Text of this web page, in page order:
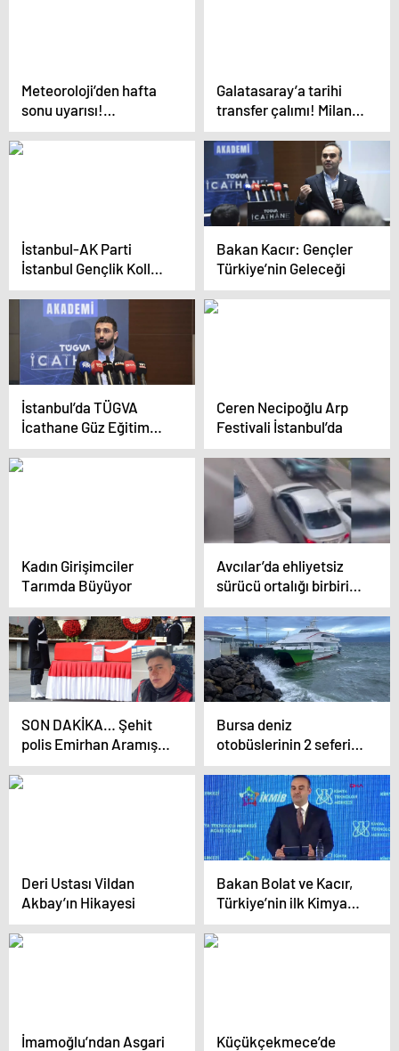
Meteoroloji’den hafta
sonu uyarısı!
İstanbullular dikkat:
Sağanak geliyor
Galatasaray’a tarihi
transfer çalımı! Milan
Skriniar,
Fenerbahçe’de
İstanbul-AK Parti
İstanbul Gençlik Kolları
7. Olağan Kongresi
bakanların katılımıyla
gerçekleştirildi
Bakan Kacır: Gençler
Türkiye’nin Geleceği
İstanbul’da TÜGVA
İcathane Güz Eğitim
Dönemi Kapanış
Programı düzenlendi
Ceren Necipoğlu Arp
Festivali İstanbul’da
Kadın Girişimciler
Tarımda Büyüyor
Avcılar’da ehliyetsiz
sürücü ortalığı birbirine
kattı
SON DAKİKA… Şehit
polis Emirhan Aramış’a
acı veda! Son
paylaşımı yürekleri
Bursa deniz
otobüslerinin 2 seferi
iptal edildi!
Deri Ustası Vildan
Akbay’ın Hikayesi
Bakan Bolat ve Kacır,
Türkiye’nin ilk Kimya
Teknoloji Merkezi’nin
açılışına katıldı
İmamoğlu’ndan Asgari
Küçükçekmece’de